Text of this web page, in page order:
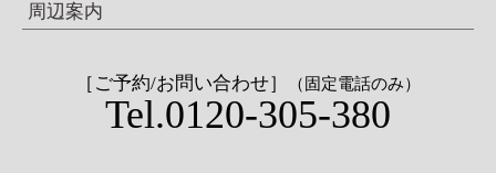
周辺案内
［ご予約/お問い合わせ］ （固定電話のみ）
Tel.0120-305-380